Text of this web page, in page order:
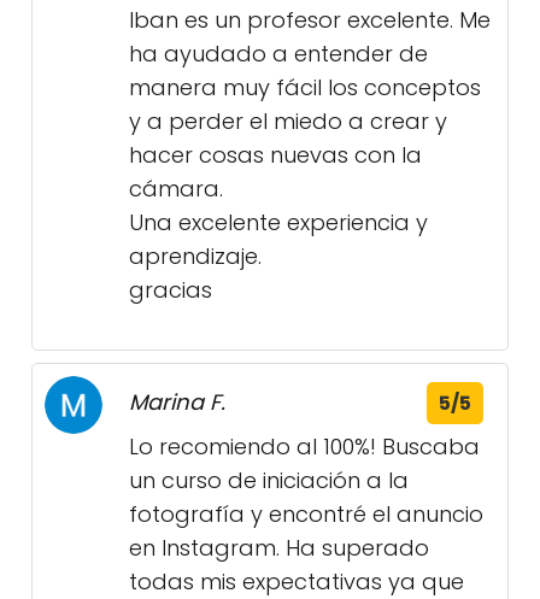
Iban es un profesor excelente. Me
ha ayudado a entender de
manera muy fácil los conceptos
y a perder el miedo a crear y
hacer cosas nuevas con la
cámara.
Una excelente experiencia y
aprendizaje.
gracias
Marina F. 5/5
Lo recomiendo al 100%! Buscaba
un curso de iniciación a la
fotografía y encontré el anuncio
en Instagram. Ha superado
todas mis expectativas ya que